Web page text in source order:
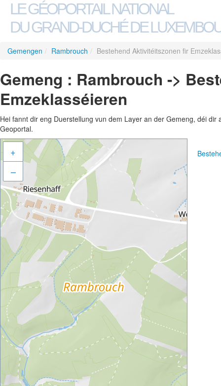
LE GÉOPORTAIL NATIONAL
DU GRAND-DUCHÉ DE
Gemengen / Rambrouch / Bestehend Aktivitéitszonen fir
Gemeng : Rambrouch ->
Emzeklasséieren
Hei fannt dir eng Duerstellung vun dem Layer an der Gemeng, déi
Geoportal.
+
–